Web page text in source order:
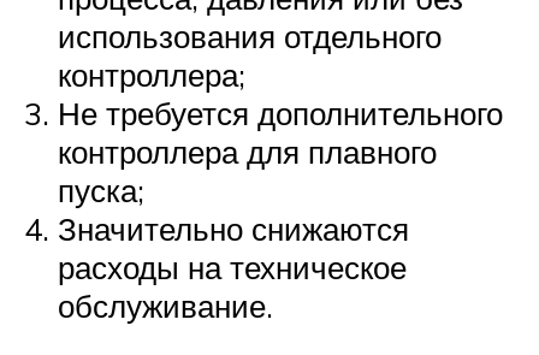
использования отдельного
контроллера;
Не требуется дополнительного
контроллера для плавного
пуска;
Значительно снижаются
расходы на техническое
обслуживание.